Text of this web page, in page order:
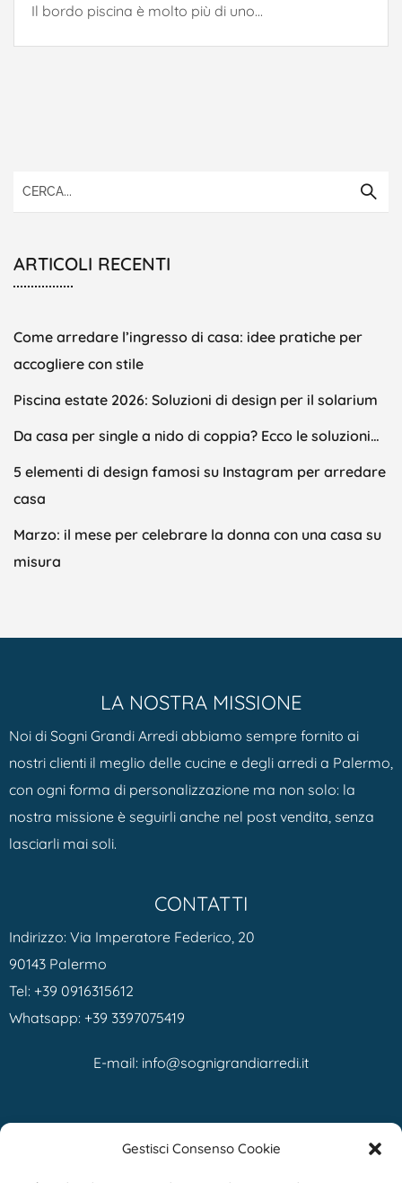
Gestisci Consenso Cookie
Il bordo piscina è molto più di uno...
ARTICOLI RECENTI
Come arredare l’ingresso di casa: idee pratiche per
accogliere con stile
Piscina estate 2026: Soluzioni di design per il solarium
Da casa per single a nido di coppia? Ecco le soluzioni…
5 elementi di design famosi su Instagram per arredare
casa
Marzo: il mese per celebrare la donna con una casa su
misura
LA NOSTRA MISSIONE
Noi di Sogni Grandi Arredi abbiamo sempre fornito ai
nostri clienti il meglio delle cucine e degli arredi a Palermo,
con ogni forma di personalizzazione ma non solo: la
nostra missione è seguirli anche nel post vendita, senza
lasciarli mai soli.
CONTATTI
Indirizzo: Via Imperatore Federico, 20
90143 Palermo
Tel: +39 0916315612
Whatsapp: +39 3397075419
E-mail: info@sognigrandiarredi.it
ORARI